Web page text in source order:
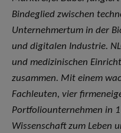
Bindeglied zwischen
Unternehmertum in der
und digitalen Industrie.
und medizinischen
zusammen. Mit einem
Fachleuten, vier
Portfoliounternehmen in
Wissenschaft zum Leben